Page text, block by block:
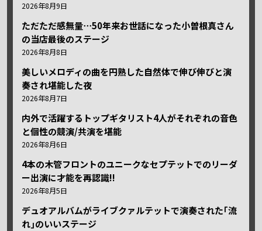
2026年8月9日
ただただ感無量⋯50年来お世話になった小曽根真さん
の当店最後のステージ
2026年8月8日
美しいメロディの曲を円熟した自然体で伸び伸びと演
奏され堪能した夜
2026年8月7日
内外で活躍するトップギタリスト4人がそれぞれの音色
と個性の競演/共演を堪能
2026年8月6日
4本の木管フロントのユニークなセプテットでのリーダ
ー出演に才能を再認識!!
2026年8月5日
デュオアルバムがライブクァルテットで演奏された｢流
れ｣のいいステージ